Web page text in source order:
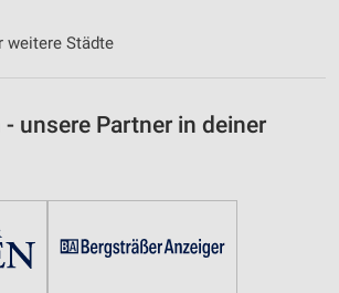
weitere Städte
unsere Partner in deiner